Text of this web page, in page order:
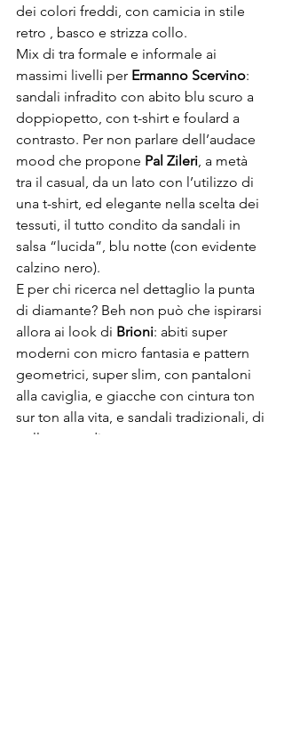
dei colori freddi, con camicia in stile
retro , basco e strizza collo.
Mix di tra formale e informale ai
massimi livelli per Ermanno Scervino:
sandali infradito con abito blu scuro a
doppiopetto, con t-shirt e foulard a
contrasto. Per non parlare dell’audace
mood che propone Pal Zileri, a metà
tra il casual, da un lato con l’utilizzo di
una t-shirt, ed elegante nella scelta dei
tessuti, il tutto condito da sandali in
salsa “lucida”, blu notte (con evidente
calzino nero).
E per chi ricerca nel dettaglio la punta
di diamante? Beh non può che ispirarsi
allora ai look di Brioni: abiti super
moderni con micro fantasia e pattern
geometrici, super slim, con pantaloni
alla caviglia, e giacche con cintura ton
sur ton alla vita, e sandali tradizionali, di
pelle, testa di moro.